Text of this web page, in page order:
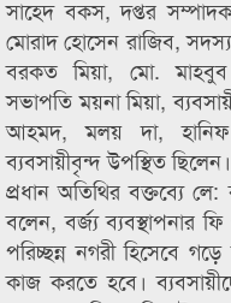
সাহেদ বকস, দপ্তর
মোরাদ হোসেন রাজিব,
বরকত মিয়া, মো. মাহবুব
সভাপতি ময়না মিয়া,
আহমদ, মলয় দা, হানিফ
ব্যবসায়ীবৃন্দ উপস্থিত ছিলেন।
প্রধান অতিথির বক্তব্যে
বলেন, বর্জ্য ব্যবস্থাপনার
পরিচ্ছন্ন নগরী হিসেবে
কাজ করতে হবে।